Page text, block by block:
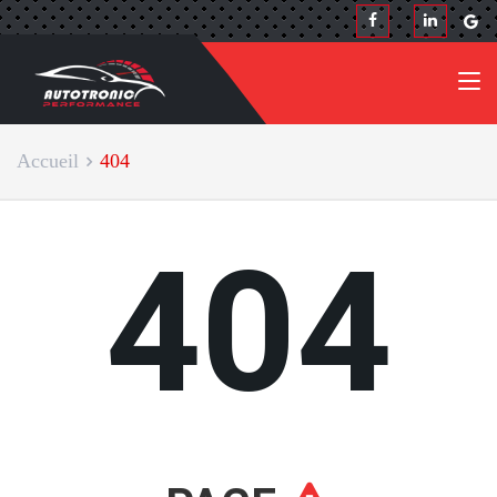
Accueil 404
404